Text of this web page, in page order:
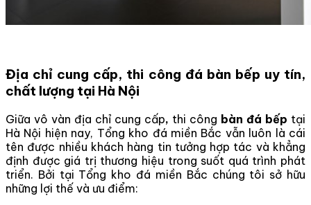
Địa chỉ cung cấp, thi công đá bàn bếp uy tín,
chất lượng tại Hà Nội
Giữa vô vàn địa chỉ cung cấp, thi công bàn đá bếp tại
Hà Nội hiện nay, Tổng kho đá miền Bắc vẫn luôn là cái
tên được nhiều khách hàng tin tưởng hợp tác và khẳng
định được giá trị thương hiệu trong suốt quá trình phát
triển. Bởi tại Tổng kho đá miền Bắc chúng tôi sở hữu
những lợi thế và ưu điểm: